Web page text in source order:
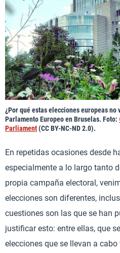
¿Por qué estas elecciones europeas no
Parlamento Europeo en Bruselas. Foto:
Parliament(CC BY-NC-ND 2.0).
En repetidas ocasiones desde
especialmente a lo largo tanto
propia campaña electoral,
elecciones son diferentes,
cuestiones son las que se han
justificar esto: entre ellas, que
elecciones que se llevan a